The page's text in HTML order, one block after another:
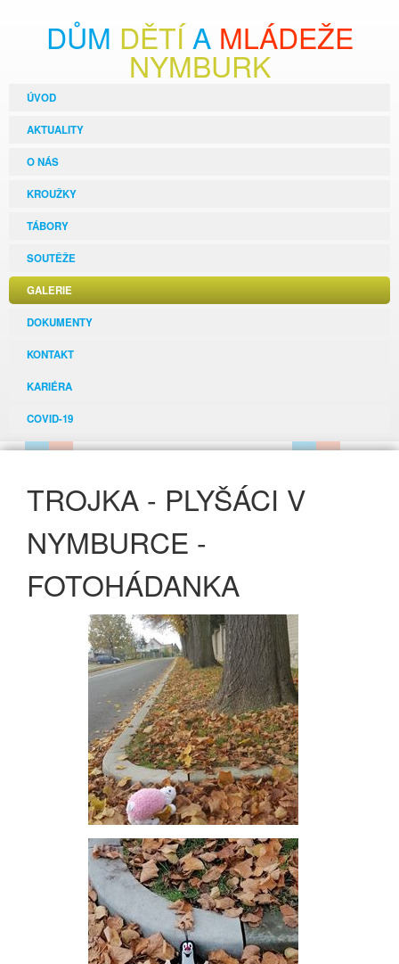
DŮM DĚTÍ A MLÁDEŽE
NYMBURK
ÚVOD
AKTUALITY
O NÁS
KROUŽKY
TÁBORY
SOUTĚŽE
GALERIE
DOKUMENTY
KONTAKT
KARIÉRA
COVID-19
TROJKA - PLYŠÁCI V
NYMBURCE -
FOTOHÁDANKA